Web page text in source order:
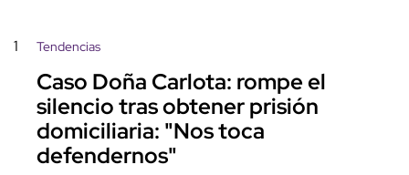
1 Tendencias
Caso Doña Carlota: rompe el
silencio tras obtener prisión
domiciliaria: "Nos toca
defendernos"